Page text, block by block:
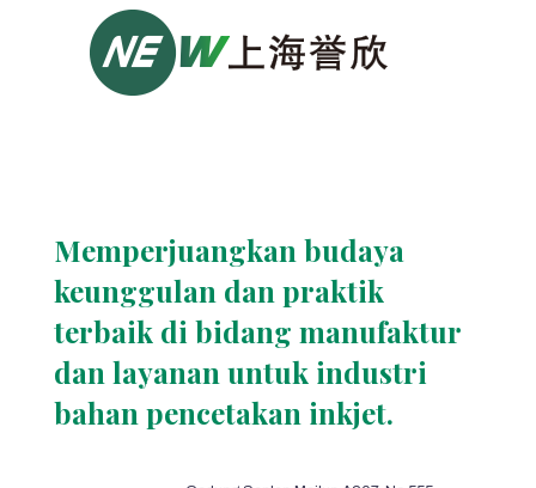
Memperjuangkan budaya
keunggulan dan praktik
terbaik di bidang manufaktur
dan layanan untuk industri
bahan pencetakan inkjet.